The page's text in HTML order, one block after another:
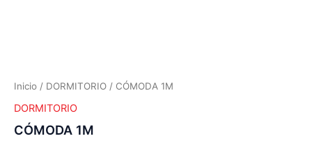
Inicio / DORMITORIO / CÓMODA 1M
DORMITORIO
CÓMODA 1M